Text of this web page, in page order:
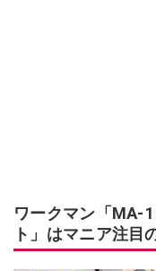
ワークマン「MA-
ト」はマニア注目